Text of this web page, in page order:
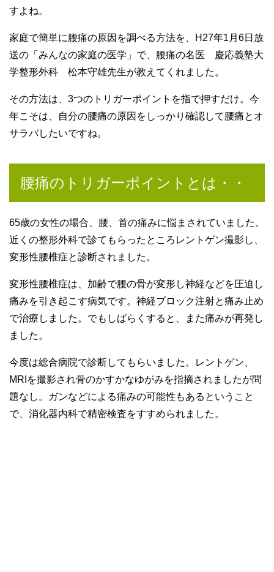
すよね。
家庭で簡単に腰痛の原因を調べる方法を、H27年1月6日放
送の「みんなの家庭の医学」で、腰痛の名医 慶応義塾大
学整形外科 松本守雄先生が教えてくれました。
その方法は、3つのトリガーポイントを指で押すだけ。今
年こそは、自分の腰痛の原因をしっかり確認して腰痛とオ
サラバしたいですね。
腰痛のトリガーポイントとは・・
65歳の女性の場合、腰、首の痛みに悩まされていました。
近くの整形外科で診てもらったところレントゲン撮影し、
変形性腰椎症と診断されました。
変形性腰椎症は、加齢で腰の骨が変形し神経などを圧迫し
痛みを引き起こす病気です。神経ブロック注射と痛み止め
で治療しました。でもしばらくすると、また痛みが再発し
ました。
今度は総合病院で診断してもらいました。レントゲン、
MRIを撮影され骨のかすかなゆがみを指摘されましたが問
題なし。ガンなどによる痛みの可能性もあるということ
で、消化器内科で精密検査をすすめられました。